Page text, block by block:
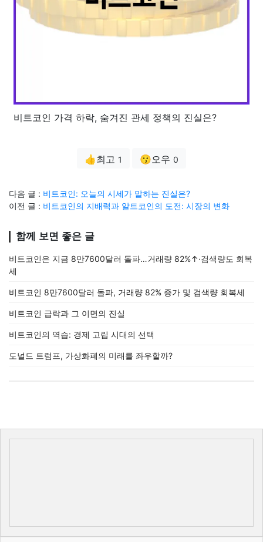
비트코인 가격 하락, 숨겨진 관세 정책의 진실은?
👍최고 1 😗오우 0
다음 글 : 비트코인: 오늘의 시세가 말하는 진실은?
이전 글 : 비트코인의 지배력과 알트코인의 도전: 시장의 변화
함께 보면 좋은 글
비트코인은 지금 8만7600달러 돌파…거래량 82%↑·검색량도 회복
세
비트코인 8만7600달러 돌파, 거래량 82% 증가 및 검색량 회복세
비트코인 급락과 그 이면의 진실
비트코인의 역습: 경제 고립 시대의 선택
도널드 트럼프, 가상화폐의 미래를 좌우할까?